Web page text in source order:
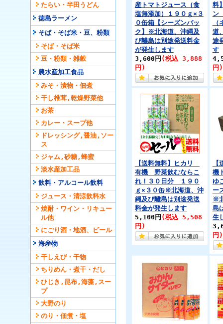
たらい・半田うどん
徳島ラーメン
そば・そば米・豆、粉類
そば・そば米
豆・粉類・雑穀
農水産加工食品
みそ・漬物・佃煮
干し椎茸,乾燥野菜他
お茶
カレー・スープ他
ドレッシング,醤油,ソー
ス
ジャム,砂糖,蜂蜜
淡水産加工品
飲料・アルコール飲料
ジュース・清涼飲料水
焼酎・ワイン・リキュー
ル他
にごり酒・地酒、ビール
海産物
干しえび・干物
ちりめん・煮干・だし
ひじき,昆布,海藻,スー
プ
大野のり
のり・佃煮・塩
産トマトジュース（食
塩無添加）１９０ｇ×３
０缶箱【シーズンパッ
ク】※北海道、沖縄及
び離島は別途発送料金
が発生します
3,600円 (税込 3,888
円)
料
ン
道
途
す
円)
【送料無料】ヒカリ
有機 野菜飲むならこ
れ！３０日分 １９０
ｇ×３０缶※北海道、沖
縄及び離島は別途発送
料金が発生します
5,100円 (税込 5,508
円)
機
ゆ
ー
※
島
生
円)